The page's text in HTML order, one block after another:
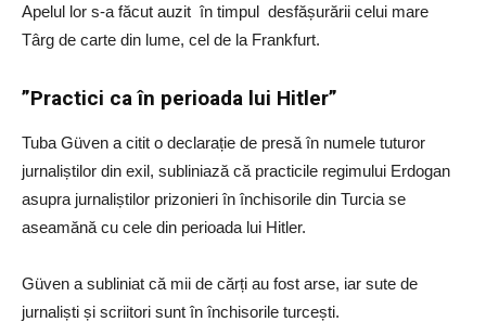
Apelul lor s-a făcut auzit în timpul desfășurării celui mare
Târg de carte din lume, cel de la Frankfurt.
”Practici ca în perioada lui Hitler”
Tuba Güven a citit o declarație de presă în numele tuturor
jurnaliștilor din exil, subliniază că practicile regimului Erdogan
asupra jurnaliștilor prizonieri în închisorile din Turcia se
aseamănă cu cele din perioada lui Hitler.
Güven a subliniat că mii de cărți au fost arse, iar sute de
jurnaliști și scriitori sunt în închisorile turcești.